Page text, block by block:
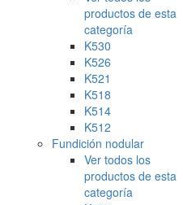
productos de esta
categoría
K530
K526
K521
K518
K514
K512
Fundición nodular
Ver todos los
productos de esta
categoría